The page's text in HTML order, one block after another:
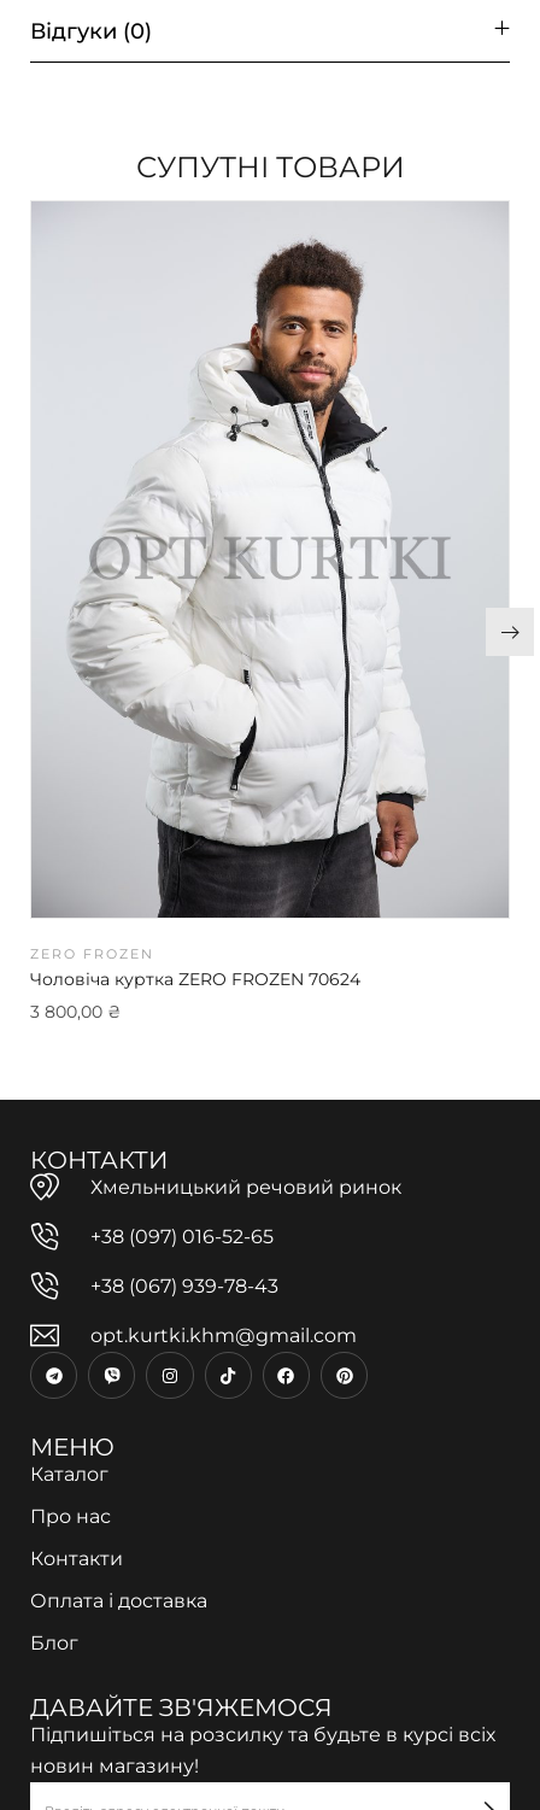
Відгуки (0)
СУПУТНІ ТОВАРИ
ZERO FROZEN
Чоловіча куртка ZERO FROZEN 70624
3 800,00 ₴
КОНТАКТИ
Хмельницький речовий ринок
+38 (097) 016-52-65
+38 (067) 939-78-43
opt.kurtki.khm@gmail.com
МЕНЮ
Каталог
Про нас
Контакти
Оплата і доставка
Блог
ДАВАЙТЕ ЗВ'ЯЖЕМОСЯ
Підпишіться на розсилку та будьте в курсі всіх
новин магазину!